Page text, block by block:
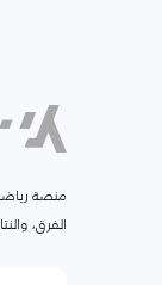
منصة
الفرق،